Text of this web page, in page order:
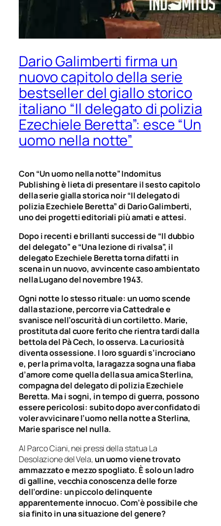
Dario Galimberti firma un
nuovo capitolo della serie
bestseller del giallo storico
italiano “Il delegato di polizia
Ezechiele Beretta”: esce “Un
uomo nella notte”
Con “Un uomo nella notte” Indomitus
Publishing è lieta di presentare il sesto capitolo
della serie gialla storica noir “Il delegato di
polizia Ezechiele Beretta” di Dario Galimberti,
uno dei progetti editoriali più amati e attesi.
Dopo i recenti e brillanti successi de “Il dubbio
del delegato” e “Una lezione di rivalsa”, il
delegato Ezechiele Beretta torna difatti in
scena in un nuovo, avvincente caso ambientato
nella Lugano del novembre 1943.
Ogni notte lo stesso rituale: un uomo scende
dalla stazione, percorre via Cattedrale e
svanisce nell’oscurità di un cortiletto. Marie,
prostituta dal cuore ferito che rientra tardi dalla
bettola del Pà Cech, lo osserva. La curiosità
diventa ossessione. I loro sguardi s’incrociano
e, per la prima volta, la ragazza sogna una fiaba
d’amore come quella della sua amica Sterlina,
compagna del delegato di polizia Ezechiele
Beretta. Ma i sogni, in tempo di guerra, possono
essere pericolosi: subito dopo aver confidato di
voler avvicinare l’uomo nella notte a Sterlina,
Marie sparisce nel nulla.
Al Parco Ciani, nei pressi della statua La
Desolazione del Vela, un uomo viene trovato
ammazzato e mezzo spogliato. È solo un ladro
di galline, vecchia conoscenza delle forze
dell’ordine: un piccolo delinquente
apparentemente innocuo. Com’è possibile che
sia finito in una situazione del genere?